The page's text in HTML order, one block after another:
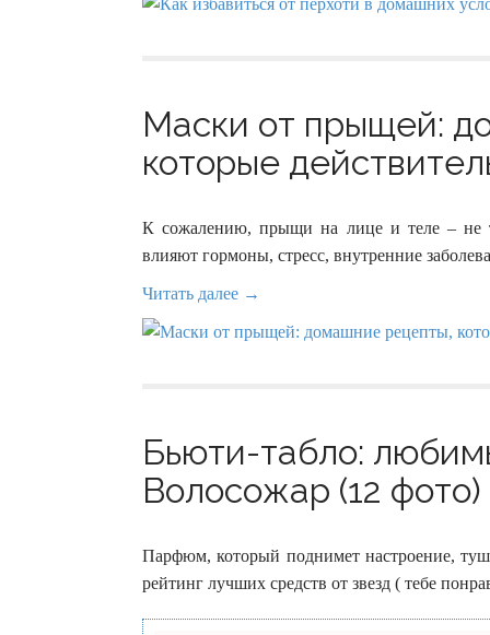
Маски от прыщей:
которые
К сожалению, прыщи на лице и теле – не
влияют гормоны, стресс, внутренние
Читать далее →
Бьюти-табло:
Волосожар (12 фото)
Парфюм, который поднимет настроение,
рейтинг лучших средств от звезд ( тебе